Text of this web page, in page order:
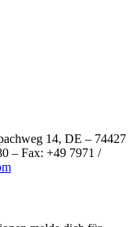
14, DE – 74427
– Fax: +49 7971 /